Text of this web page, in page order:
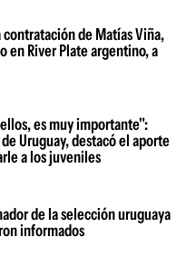
de Matías Viña,
en River Plate argentino, a
es muy importante":
Uruguay, destacó el aporte
a los juveniles
de la selección uruguaya
informados